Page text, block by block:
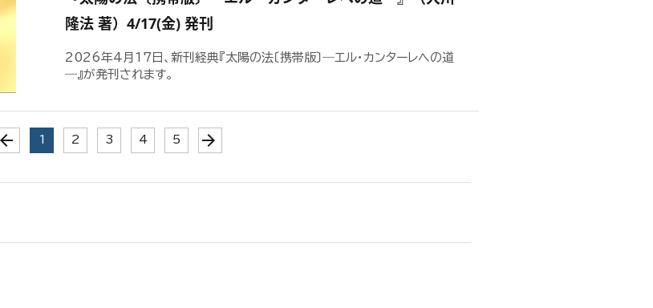
隆法 著）4/17(金) 発刊
2026年4月17日、新刊経典『太陽の法〔携帯版〕―エル・カンターレへの道
―』が発刊されます。
arrow_back 1 (current)
2 3 4 5 arrow_forward